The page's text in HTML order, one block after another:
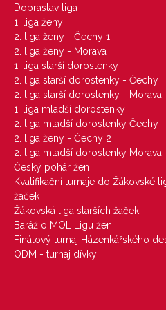
Doprastav liga
1. liga ženy
2. liga ženy - Čechy 1
2. liga ženy - Morava
1. liga starší dorostenky
2. liga starší dorostenky - Čechy
2. liga starší dorostenky - Morava
1. liga mladší dorostenky
2. liga mladší dorostenky Čechy
2. liga ženy - Čechy 2
2. liga mladší dorostenky Morava
Český pohár žen
Kvalifikační turnaje do Žákovské
žaček
Žákovská liga starších žaček
Baráž o MOL Ligu žen
Finálový turnaj Házenkářského
ODM - turnaj dívky